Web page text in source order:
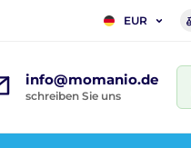
EUR
info@momanio.de
schreiben Sie uns